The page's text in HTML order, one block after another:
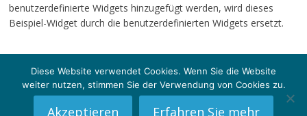
benutzerdefinierte Widgets hinzugefügt werden, wird dieses
Beispiel-Widget durch die benutzerdefinierten Widgets ersetzt.
Copyright © 2026klartext-sg. Alle Rechte vorbehalten.
Theme: ColorMag von
ThemeGrill WordPress
Diese Website verwendet Cookies. Wenn Sie die Website
weiter nutzen, stimmen Sie der Verwendung von Cookies zu.
Akzeptieren Erfahren Sie mehr